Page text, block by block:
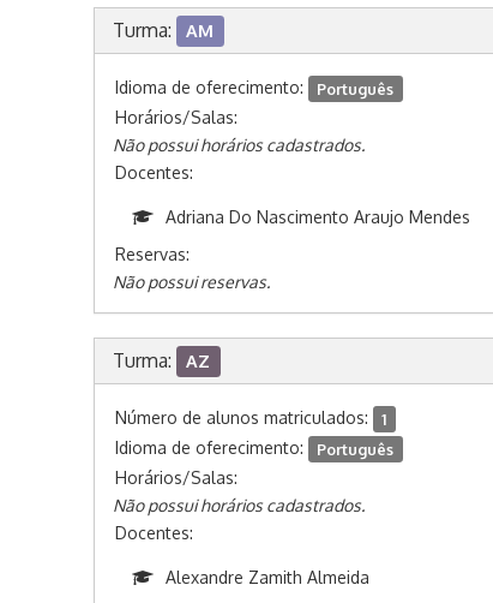
Turma: AM
Idioma de oferecimento: Português
Horários/Salas:
Não possui horários cadastrados.
Docentes:
Adriana Do Nascimento Araujo Mendes
Reservas:
Não possui reservas.
Turma: AZ
Número de alunos matriculados: 1
Idioma de oferecimento: Português
Horários/Salas:
Não possui horários cadastrados.
Docentes:
Alexandre Zamith Almeida